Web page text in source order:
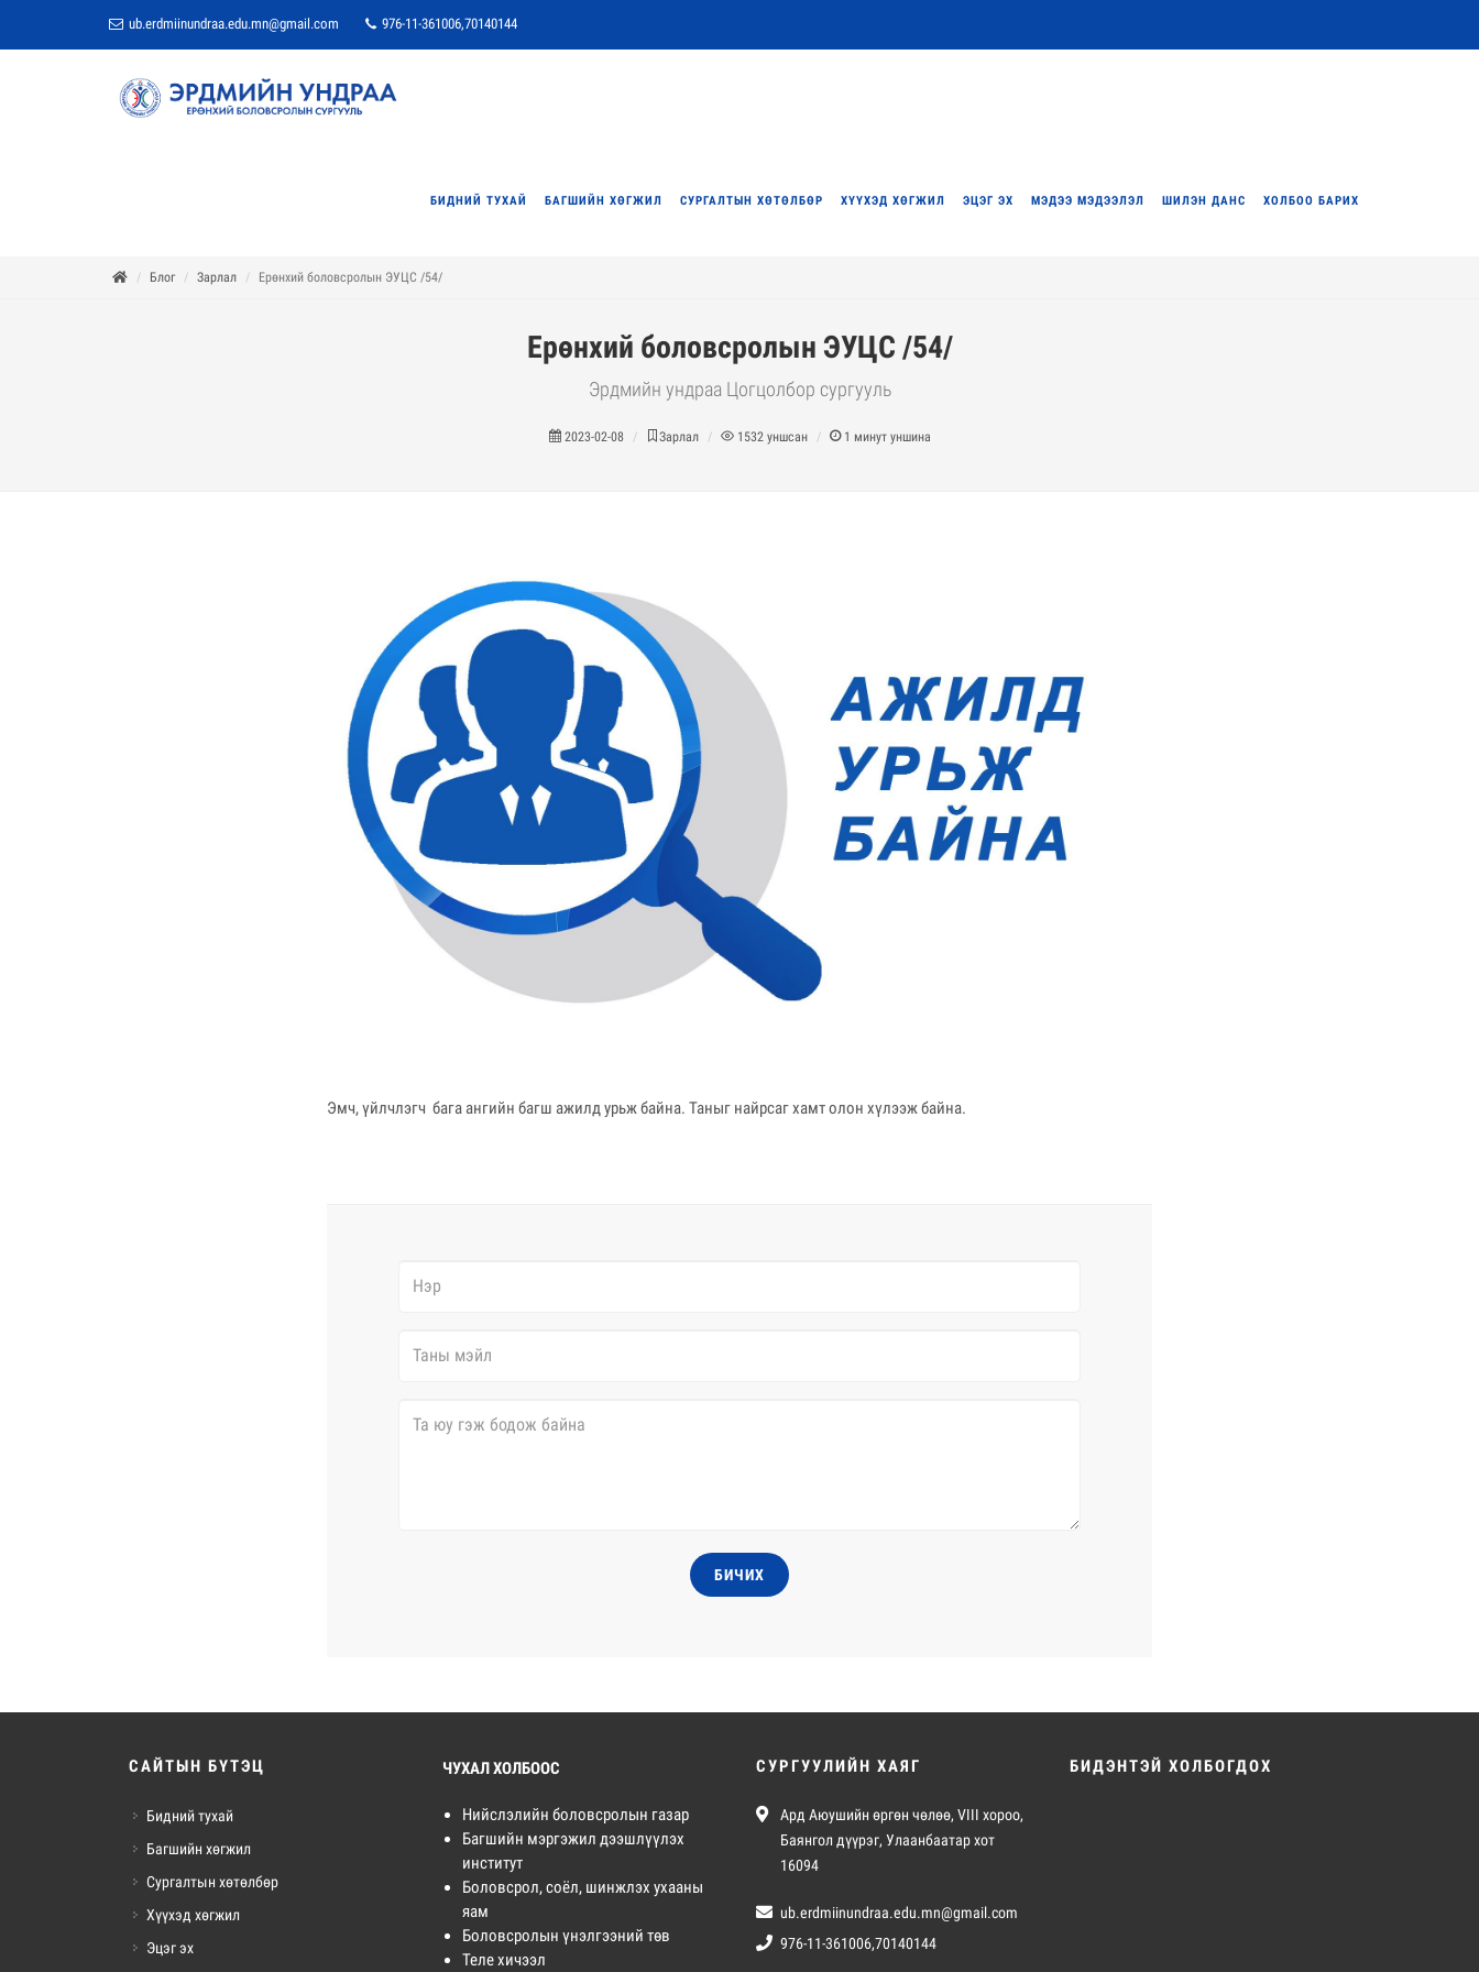
ub.erdmiinundraa.edu.mn@gmail.com 976-11-361006,70140144
БИДНИЙ ТУХАЙ БАГШИЙН ХӨГЖИЛ СУРГАЛТЫН ХӨТӨЛБӨР ХҮҮХЭД ХӨГЖИЛ ЭЦЭГ ЭХ МЭДЭЭ МЭДЭЭЛЭЛ ШИЛЭН ДАНС ХОЛБОО БАРИХ
Блог Зарлал Ерөнхий боловсролын ЭУЦС /54/
Ерөнхий боловсролын ЭУЦС /54/
Эрдмийн ундраа Цогцолбор сургууль
2023-02-08 Зарлал 1532 уншсан 1 минут уншина
Эмч, үйлчлэгч бага ангийн багш ажилд урьж байна. Таныг найрсаг хамт олон хүлээж байна.
БИЧИХ
САЙТЫН БҮТЭЦ
Бидний тухай
Багшийн хөгжил
Сургалтын хөтөлбөр
Хүүхэд хөгжил
Эцэг эх
ЧУХАЛ ХОЛБООС
Нийслэлийн боловсролын газар
Багшийн мэргэжил дээшлүүлэх
институт
Боловсрол, соёл, шинжлэх ухааны
яам
Боловсролын үнэлгээний төв
Теле хичээл
СУРГУУЛИЙН ХАЯГ
Ард Аюушийн өргөн чөлөө, VIII хороо,
Баянгол дүүрэг, Улаанбаатар хот
16094
ub.erdmiinundraa.edu.mn@gmail.com
976-11-361006,70140144
БИДЭНТЭЙ ХОЛБОГДОХ